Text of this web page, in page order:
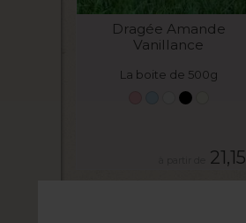
Dragée Amande
Vanillance
La boite de 500g
21,15